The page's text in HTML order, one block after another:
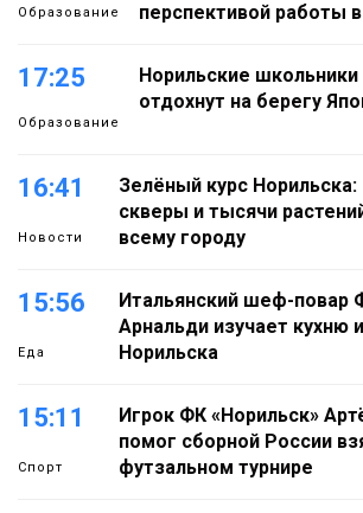
Образование
перспективой работы
17:25
Образование
Норильские школьники
отдохнут на берегу
16:41
Новости
Зелёный курс
скверы и тысячи
всему городу
15:56
Еда
Итальянский шеф-повар
Арнальди изучает кухню
Норильска
15:11
Спорт
Игрок ФК «Норильск»
помог сборной России
футзальном турнире